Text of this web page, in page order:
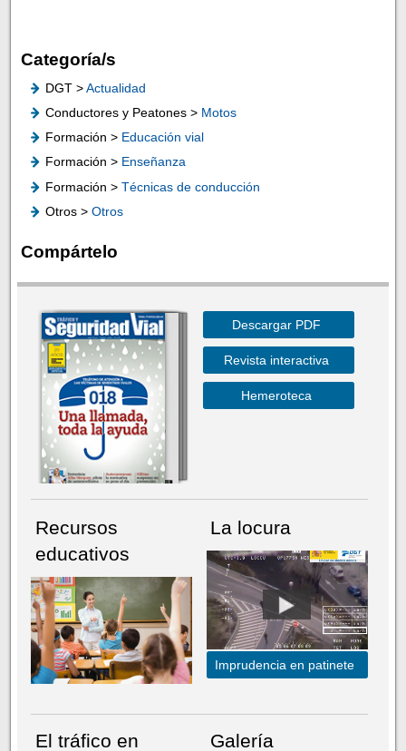
Categoría/s
DGT >Actualidad
Conductores y Peatones > Motos
Formación > Educación vial
Formación > Enseñanza
Formación > Técnicas de conducción
Otros > Otros
Compártelo
Descargar PDF
Revista interactiva
Hemeroteca
Recursos
educativos
La locura
Imprudencia en patinete
El tráfico en Galería